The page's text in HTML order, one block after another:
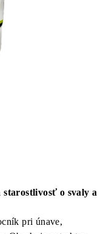
o svaly a
pri únave,